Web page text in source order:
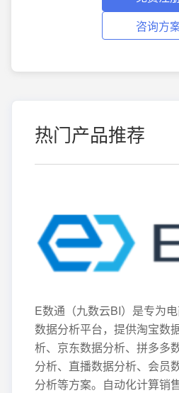
咨询方
热门产品推荐
E数通（九数云BI）是专为
数据分析平台，提供淘宝数
析、京东数据分析、拼多多
分析、直播数据分析、会员
分析等方案。自动化计算销